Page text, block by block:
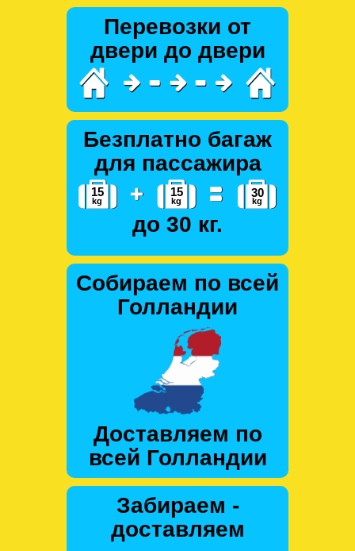
Перевозки от
двери до двери
Безплатно багаж
для пассажира
до 30 кг.
Собираем по всей
Голландии
Доставляем по
всей Голландии
Забираем -
доставляем